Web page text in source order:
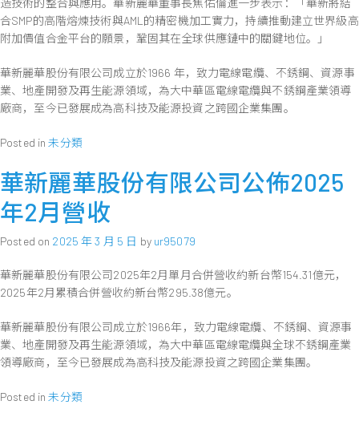
合SMP的高階熔煉技術與AML的精密機加工實力，持續推動建立世界級高
附加價值合金平台的願景，鞏固其在全球供應鏈中的關鍵地位。」
華新麗華股份有限公司成立於1966 年，致力電線電纜、不銹鋼、資源事
業、地產開發及再生能源領域，為大中華區電線電纜與不銹鋼產業領導
廠商，至今已發展成為高科技及能源投資之跨國企業集團。
Posted in未分類
華新麗華股份有限公司公佈2025
年2月營收
Posted on 2025 年 3 月 5 日 by ur95079
華新麗華股份有限公司2025年2月單月合併營收約新台幣154.31億元，
2025年2月累積合併營收約新台幣295.38億元。
華新麗華股份有限公司成立於1966年，致力電線電纜、不銹鋼、資源事
業、地產開發及再生能源領域，為大中華區電線電纜與全球不銹鋼產業
領導廠商，至今已發展成為高科技及能源投資之跨國企業集團。
Posted in未分類